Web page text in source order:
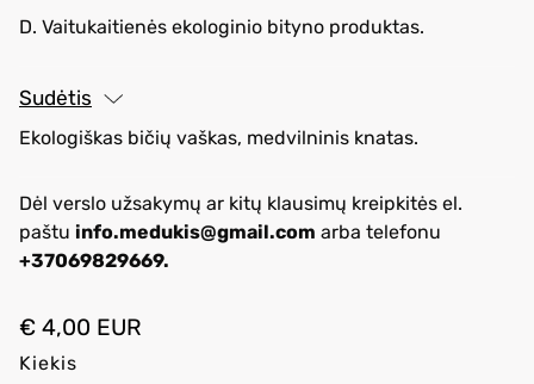
D. Vaitukaitienės ekologinio bityno produktas.
Sudėtis
Ekologiškas bičių vaškas, medvilninis knatas.
Dėl verslo užsakymų ar kitų klausimų kreipkitės el.
paštu info.medukis@gmail.com arba telefonu
+37069829669.
€ 4,00 EUR
Kiekis